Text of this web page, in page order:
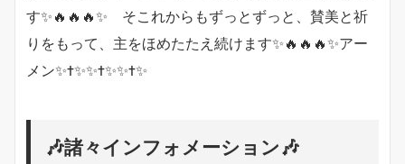
す✨🔥🔥🔥✨ そこれからもずっとずっと、賛美と祈
りをもって、主をほめたたえ続けます✨🔥🔥🔥✨アー
メン✨✝️✨✨✝️✨✨✝️✨
🎶諸々インフォメーション🎶